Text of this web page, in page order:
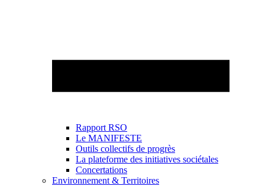
Rapport RSO
Le MANIFESTE
Outils collectifs de progrès
La plateforme des initiatives sociétales
Concertations
Environnement & Territoires